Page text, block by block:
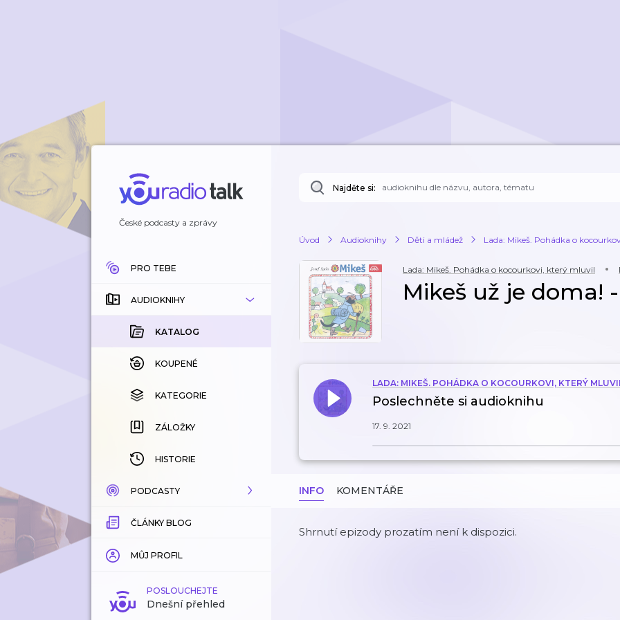
České podcasty a zprávy
PRO TEBE
AUDIOKNIHY
KATALOG
KOUPENÉ
KATEGORIE
ZÁLOŽKY
HISTORIE
PODCASTY
KATALOG
KATEGORIE
ZÁLOŽKY
ČLÁNKY BLOG
MŮJ PROFIL
POSLOUCHEJTE
Dnešní přehled
Najděte si:
Úvod Audioknihy Děti a mládež Lada: Mikeš. Pohádka o
Lada: Mikeš. Pohádka o kocourkovi, který mluvil
Mikeš už je doma!
LADA: MIKEŠ. POHÁDKA O KOCOURKOVI, KTERÝ
Poslechněte si audioknihu
17. 9. 2021
INFO KOMENTÁŘE
Shrnutí epizody prozatím není k dispozici.